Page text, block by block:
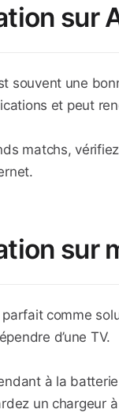
sur
souvent une
et peut
matchs,
sur
comme
d’une TV.
à la
un chargeur